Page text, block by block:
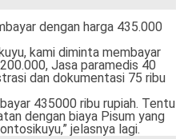
dengan harga 435.000
kami diminta membayar
Jasa paramedis 40
dan dokumentasi 75 ribu
435000 ribu rupiah. Tentu
dengan biaya Pisum yang
jelasnya lagi.